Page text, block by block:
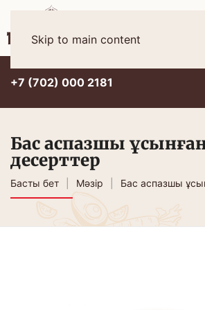
Skip to main content
+7 (702) 000 2181
Бас аспазшы
десерттер
Басты бет Мәзір Бас аспазшы